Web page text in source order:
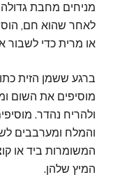
לאחר שהוא חם,
או מרית כדי לשבור
ברגע ששמן הזית
מוסיפים את השום
ולהריח נהדר.
והמלח ומערבבים
המשומרות ביד או
המיץ שלהן.